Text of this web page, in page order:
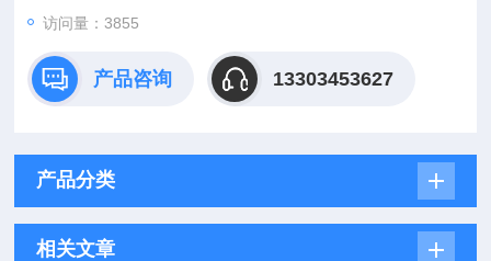
访问量：3855
产品咨询 13303453627
产品分类
相关文章